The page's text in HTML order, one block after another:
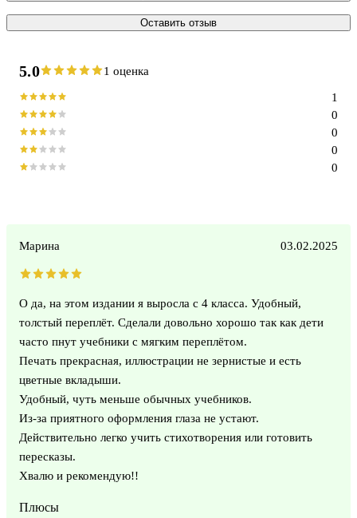
Оставить отзыв
5.0 1 оценка
0
0
0
0
1
Марина 03.02.2025
О да, на этом издании я выросла с 4 класса. Удобный,
толстый переплёт. Сделали довольно хорошо так как дети
часто пнут учебники с мягким переплётом.
Печать прекрасная, иллюстрации не зернистые и есть
цветные вкладыши.
Удобный, чуть меньше обычных учебников.
Из-за приятного оформления глаза не устают.
Действительно легко учить стихотворения или готовить
пересказы.
Хвалю и рекомендую!!
Плюсы